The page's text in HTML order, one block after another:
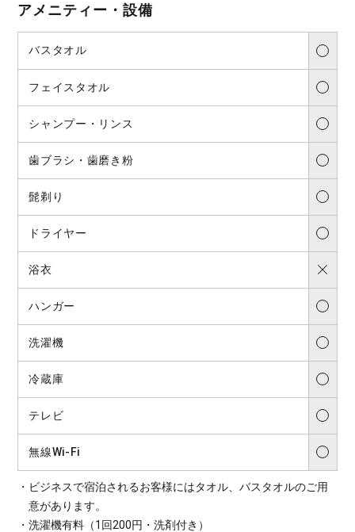
アメニティー・設備
バスタオル
フェイスタオル
シャンプー・リンス
歯ブラシ・歯磨き粉
髭剃り
ドライヤー
浴衣
ハンガー
洗濯機
冷蔵庫
テレビ
無線Wi-Fi
ビジネスで宿泊されるお客様にはタオル、バスタオルのご用
意があります。
洗濯機有料（1回200円・洗剤付き）